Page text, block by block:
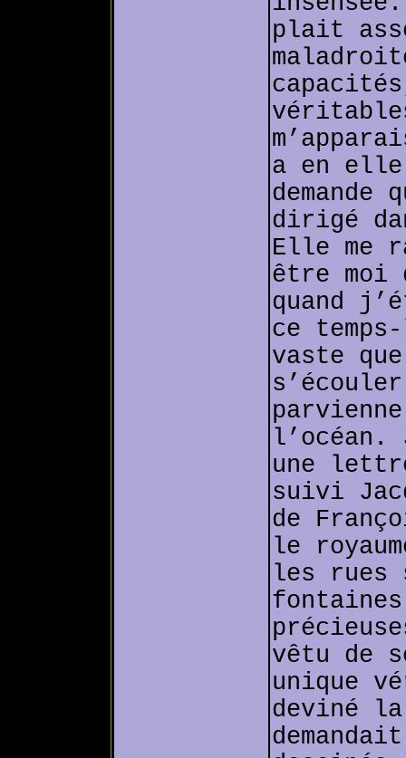
plait
a en
demande
dirigé
Elle me
être moi
quand
ce
vaste
l’océan.
une
suivi
de
le
les rues
vêtu de
unique
deviné